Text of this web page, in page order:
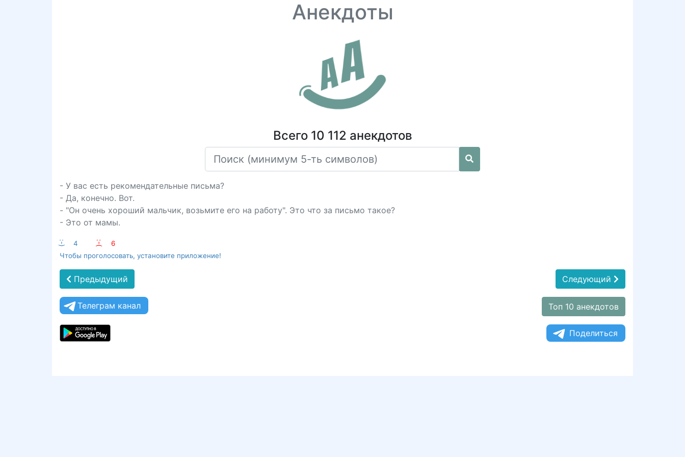
Анекдоты
Всего 10 112 анекдотов
- У вас есть рекомендательные письма?
- Да, конечно. Вот.
- "Он очень хороший мальчик, возьмите его на работу". Это что за письмо такое?
- Это от мамы.
:-) 4 :-(
6
Чтобы проголосовать, установите приложение!
Предыдущий Следующий
Телеграм канал Топ 10 анекдотов
Поделиться